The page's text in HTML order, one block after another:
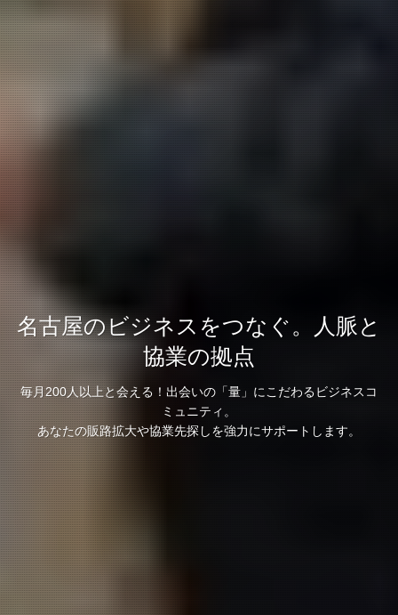
名古屋のビジネスをつなぐ。人脈と
協業の拠点
毎月200人以上と会える！出会いの「量」にこだわるビジネスコ
ミュニティ。
あなたの販路拡大や協業先探しを強力にサポートします。